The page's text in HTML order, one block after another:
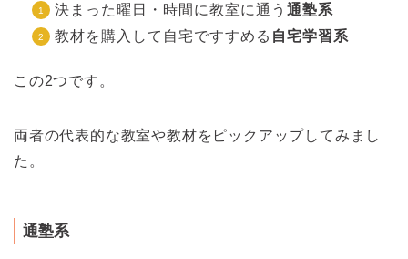
決まった曜日・時間に教室に通う 通塾系
教材を購入して自宅ですすめる 自宅学習系
この2つです。
両者の代表的な教室や教材をピックアップしてみまし
た。
通塾系